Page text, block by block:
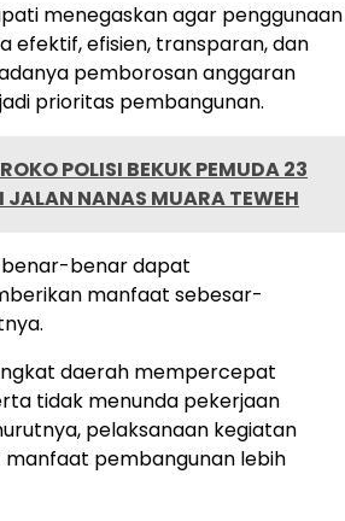
menegaskan agar penggunaan
efektif, efisien, transparan, dan
pemborosan anggaran
prioritas pembangunan.
POLISI BEKUK PEMUDA 23
NANAS MUARA TEWEH
benar-benar dapat
manfaat sebesar-
daerah mempercepat
tidak menunda pekerjaan
pelaksanaan kegiatan
pembangunan lebih